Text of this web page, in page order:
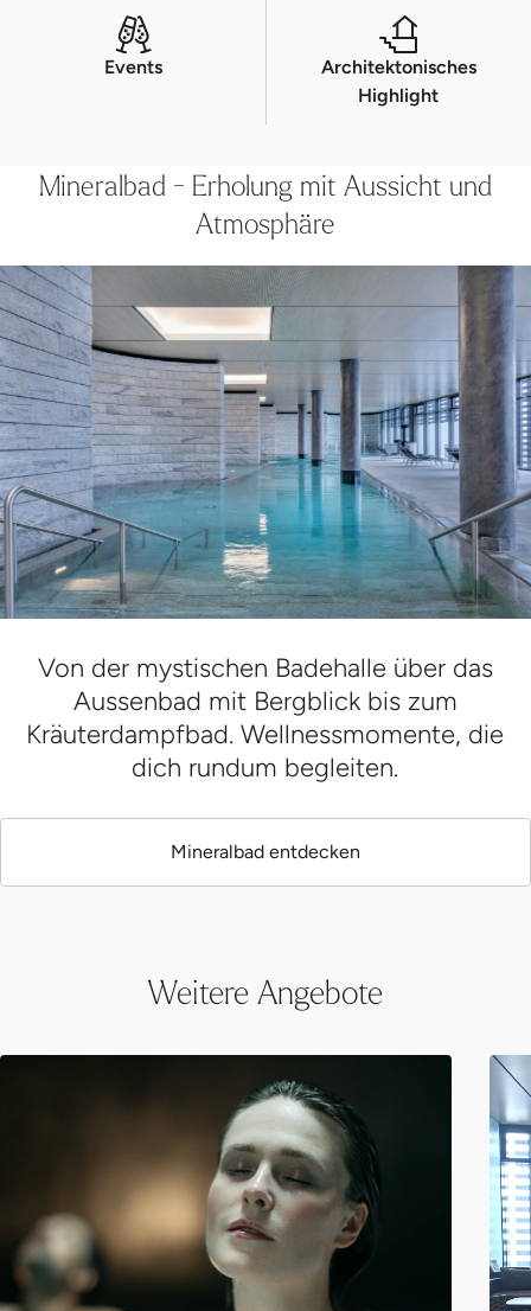
Events
Architektonisches
Highlight
Mineralbad - Erholung mit Aussicht und
Atmosphäre
Von der mystischen Badehalle über das
Aussenbad mit Bergblick bis zum
Kräuterdampfbad. Wellnessmomente, die
dich rundum begleiten.
Mineralbad entdecken
Weitere Angebote